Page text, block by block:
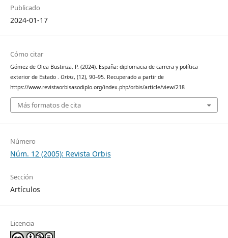
Publicado
2024-01-17
Cómo citar
Gómez de Olea Bustinza, P. (2024). España: diplomacia de carrera y política
exterior de Estado . Orbis, (12), 90–95. Recuperado a partir de
https://www.revistaorbisasodiplo.org/index.php/orbis/article/view/218
Más formatos de cita
Número
Núm. 12 (2005): Revista Orbis
Sección
Artículos
Licencia